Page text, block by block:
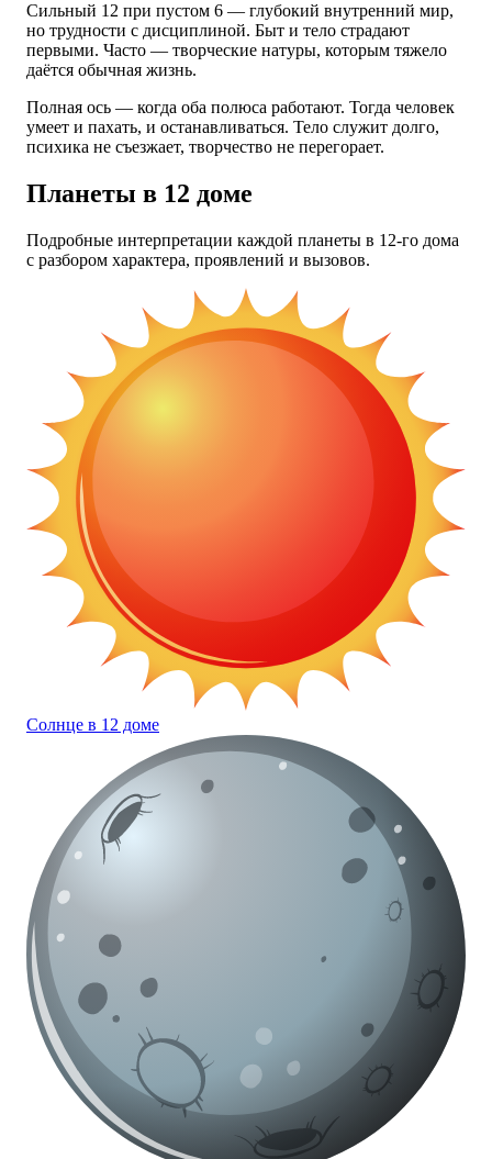
Сильный 12 при пустом 6 — глубокий внутренний мир,
но трудности с дисциплиной. Быт и тело страдают
первыми. Часто — творческие натуры, которым тяжело
даётся обычная жизнь.
Полная ось — когда оба полюса работают. Тогда человек
умеет и пахать, и останавливаться. Тело служит долго,
психика не съезжает, творчество не перегорает.
Планеты в 12 доме
Подробные интерпретации каждой планеты в 12-го дома
с разбором характера, проявлений и вызовов.
Солнце в 12 доме